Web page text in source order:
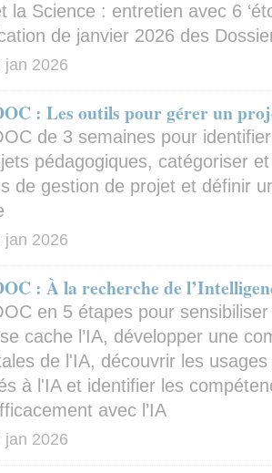
la Science : entretien avec 6
de janvier 2026 des
jan 2026
: Les outils pour gérer un
de 3 semaines pour
pédagogiques, catégoriser
de gestion de projet et définir
jan 2026
: À la recherche de
en 5 étapes pour
cache l’IA, développer une
de l'IA, découvrir les
à l'IA et identifier les
avec l’IA
jan 2026